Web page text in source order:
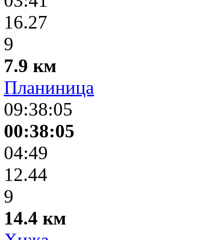
16.27
9
7.9 км
Планиница
09:38:05
00:38:05
04:49
12.44
9
14.4 км